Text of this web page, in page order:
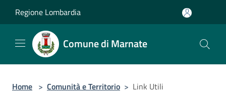
Regione Lombardia
Comune di Marnate
Home > Comunità e Territorio > Link Utili